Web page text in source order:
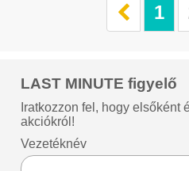
1
LAST MINUTE figyelő
Iratkozzon fel, hogy elsőként
akciókról!
Vezetéknév